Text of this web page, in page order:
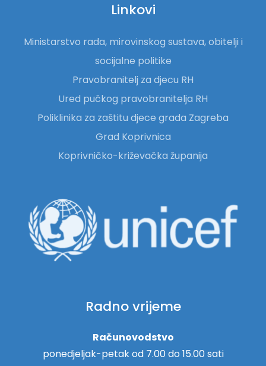
Linkovi
Ministarstvo rada, mirovinskog sustava, obitelji i
socijalne politike
Pravobranitelj za djecu RH
Ured pučkog pravobranitelja RH
Poliklinika za zaštitu djece grada Zagreba
Grad Koprivnica
Koprivničko-križevačka županija
Radno vrijeme
Računovodstvo
ponedjeljak-petak od 7.00 do 15.00 sati